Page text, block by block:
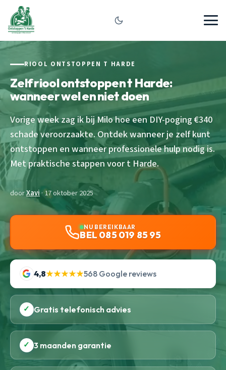
RIOOL ONTSTOPPEN T HARDE
Zelf riool ontstoppen t Harde:
wanneer wel en niet doen
Vorige week zag ik bij Milo hoe een DIY-poging €340
schade veroorzaakte. Ontdek wanneer je zelf kunt
ontstoppen en wanneer professionele hulp nodig is.
Met praktische stappen voor t Harde.
doorXavi· 17 oktober 2025
NU BEREIKBAAR
BEL 085 019 85 95
4,8★★★★★568 Google reviews
✓ Gratis telefonisch advies
✓ 3 maanden garantie